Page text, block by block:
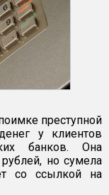
преступной
у клиентов
банков. Она
но сумела
со ссылкой на